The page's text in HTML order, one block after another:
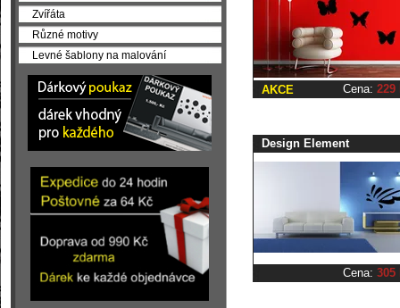
Cena: 229
AKCE
Design Element
Cena: 305
Zvířáta
Různé motivy
Levné šablony na malování